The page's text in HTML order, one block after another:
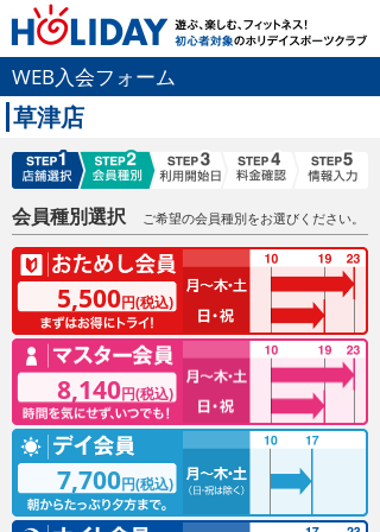
WEB入会フォーム
草津店
会員種別選択 ご希望の会員種別をお選びください。
5,500円(税込)
8,140円(税込)
7,700円(税込)